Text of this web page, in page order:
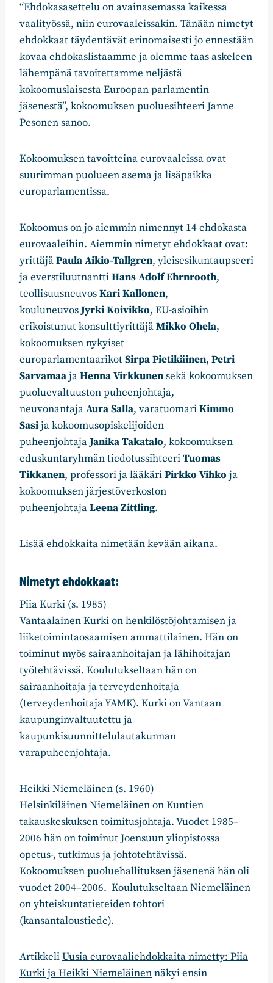
“Ehdokasasettelu on avainasemassa kaikessa
vaalityössä, niin eurovaaleissakin. Tänään nimetyt
ehdokkaat täydentävät erinomaisesti jo ennestään
kovaa ehdokaslistaamme ja olemme taas askeleen
lähempänä tavoitettamme neljästä
kokoomuslaisesta Euroopan parlamentin
jäsenestä”, kokoomuksen puoluesihteeri Janne
Pesonen sanoo.
Kokoomuksen tavoitteina eurovaaleissa ovat
suurimman puolueen asema ja lisäpaikka
europarlamentissa.
Kokoomus on jo aiemmin nimennyt 14 ehdokasta
eurovaaleihin. Aiemmin nimetyt ehdokkaat ovat:
yrittäjäPaula Aikio-Tallgren, yleisesikuntaupseeri
ja everstiluutnanttiHans Adolf Ehrnrooth,
teollisuusneuvosKari Kallonen,
kouluneuvosJyrki Koivikko, EU-asioihin
erikoistunut konsulttiyrittäjäMikko Ohela,
kokoomuksen nykyiset
europarlamentaarikotSirpa Pietikäinen, Petri
SarvamaajaHenna Virkkunensekä kokoomuksen
puoluevaltuuston puheenjohtaja,
neuvonantajaAura Salla, varatuomariKimmo
Sasija kokoomusopiskelijoiden
puheenjohtajaJanika Takatalo, kokoomuksen
eduskuntaryhmän tiedotussihteeriTuomas
Tikkanen, professori ja lääkäriPirkko Vihko ja
kokoomuksen järjestöverkoston
puheenjohtajaLeena Zittling.
Lisää ehdokkaita nimetään kevään aikana.
Nimetyt ehdokkaat:
Piia Kurki (s. 1985)
Vantaalainen Kurki on henkilöstöjohtamisen ja
liiketoimintaosaamisen ammattilainen. Hän on
toiminut myös sairaanhoitajan ja lähihoitajan
työtehtävissä. Koulutukseltaan hän on
sairaanhoitaja ja terveydenhoitaja
(terveydenhoitaja YAMK). Kurki on Vantaan
kaupunginvaltuutettu ja
kaupunkisuunnittelulautakunnan
varapuheenjohtaja.
Heikki Niemeläinen (s. 1960)
Helsinkiläinen Niemeläinen on Kuntien
takauskeskuksen toimitusjohtaja. Vuodet 1985–
2006 hän on toiminut Joensuun yliopistossa
opetus-, tutkimus ja johtotehtävissä.
Kokoomuksen puoluehallituksen jäsenenä hän oli
vuodet 2004–2006. Koulutukseltaan Niemeläinen
on yhteiskuntatieteiden tohtori
(kansantaloustiede).
ArtikkeliUusia eurovaaliehdokkaita nimetty: Piia
Kurki ja Heikki Niemeläinennäkyi ensin